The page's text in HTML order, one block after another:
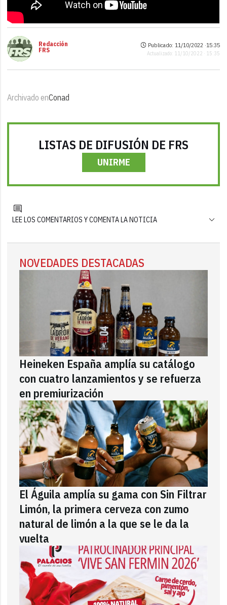
Redacción
FRS
Publicado: 11/10/2022 ·15:35
Actualizado: 11/10/2022 · 15:35
Archivado enConad
LISTAS DE DIFUSIÓN DE FRS
UNIRME
LEE LOS COMENTARIOS Y COMENTA LA NOTICIA
NOVEDADES DESTACADAS
Heineken España amplía su catálogo
con cuatro lanzamientos y se refuerza
en premiurización
El Águila amplía su gama con Sin Filtrar
Limón, la primera cerveza con zumo
natural de limón a la que se le da la
vuelta